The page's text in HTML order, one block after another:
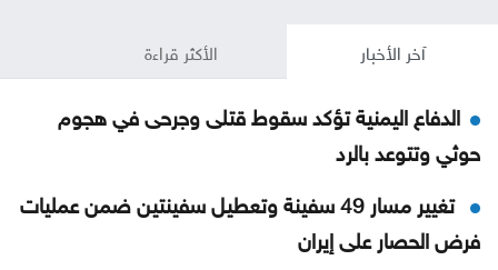
آخر الأخبار الأكثر قراءة
الدفاع اليمنية تؤكد سقوط قتلى وجرحى في هجوم
حوثي وتتوعد بالرد
تغيير مسار 49 سفينة وتعطيل سفينتين ضمن عمليات
فرض الحصار على إيران